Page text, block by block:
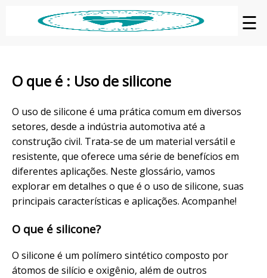
☰
O que é : Uso de silicone
O uso de silicone é uma prática comum em diversos
setores, desde a indústria automotiva até a
construção civil. Trata-se de um material versátil e
resistente, que oferece uma série de benefícios em
diferentes aplicações. Neste glossário, vamos
explorar em detalhes o que é o uso de silicone, suas
principais características e aplicações. Acompanhe!
O que é silicone?
O silicone é um polímero sintético composto por
átomos de silício e oxigênio, além de outros